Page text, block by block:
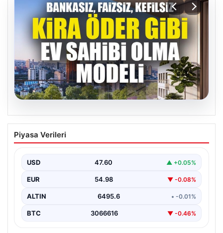
05.08.2026
DAP Yapı’dan bir ilk! Emlak Konut
güvencesi Dap vizyonuyla kendi
Piyasa Verileri
USD 47.60 ▲ +0.05%
EUR 54.98 ▼ -0.08%
ALTIN 6495.6 • -0.01%
BTC 3066616 ▼ -0.46%